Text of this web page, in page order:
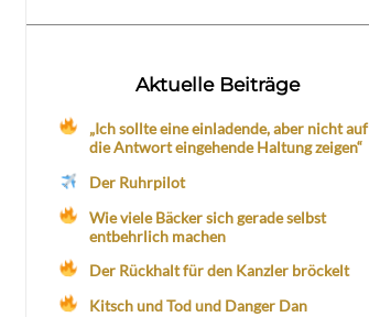
Aktuelle Beiträge
„Ich sollte eine einladende, aber nicht auf
die Antwort eingehende Haltung zeigen“
Der Ruhrpilot
Wie viele Bäcker sich gerade selbst
entbehrlich machen
Der Rückhalt für den Kanzler bröckelt
Kitsch und Tod und Danger Dan